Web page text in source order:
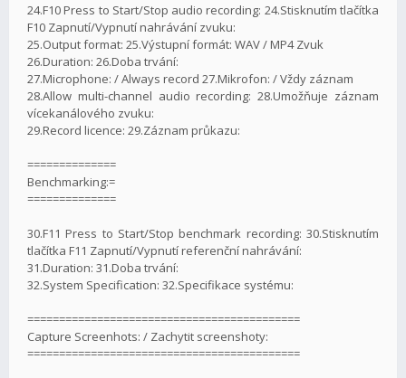
24.F10 Press to Start/Stop audio recording: 24.Stisknutím tlačítka
F10 Zapnutí/Vypnutí nahrávání zvuku:
25.Output format: 25.Výstupní formát: WAV / MP4 Zvuk
26.Duration: 26.Doba trvání:
27.Microphone: / Always record 27.Mikrofon: / Vždy záznam
28.Allow multi-channel audio recording: 28.Umožňuje záznam
vícekanálového zvuku:
29.Record licence: 29.Záznam průkazu:
==============
Benchmarking:=
==============
30.F11 Press to Start/Stop benchmark recording: 30.Stisknutím
tlačítka F11 Zapnutí/Vypnutí referenční nahrávání:
31.Duration: 31.Doba trvání:
32.System Specification: 32.Specifikace systému:
===========================================
Capture Screenhots: / Zachytit screenshoty:
===========================================